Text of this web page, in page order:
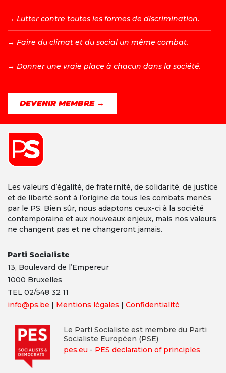
Les valeurs d’égalité, de fraternité, de solidarité, de justice
et de liberté sont à l’origine de tous les combats menés
par le PS. Bien sûr, nous adaptons ceux-ci à la société
contemporaine et aux nouveaux enjeux, mais nos valeurs
ne changent pas et ne changeront jamais.
Parti Socialiste
13, Boulevard de l’Empereur
1000 Bruxelles
TEL 02/548 32 11
info@ps.be | Mentions légales | Confidentialité
Le Parti Socialiste est membre du Parti
Socialiste Européen (PSE)
pes.eu - PES declaration of principles
→ Lutter contre toutes les formes de discrimination.
→ Faire du climat et du social un même combat.
→ Donner une vraie place à chacun dans la société.
DEVENIR MEMBRE →